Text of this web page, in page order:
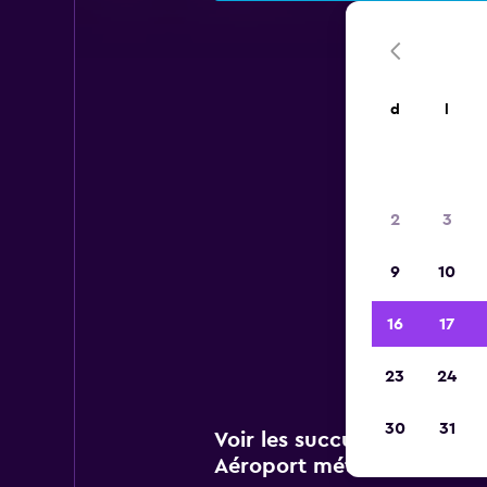
de
Voir les succursales Hertz
Aéroport métropolitain de
d
2 3
9 10
16 17
23 24
30 31